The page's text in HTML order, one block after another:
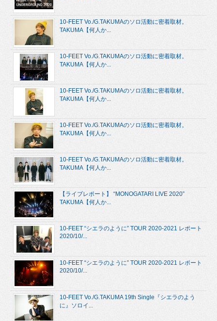
10-FEET Vo./G.TAKUMAのソロ活動に密着取材。
TAKUMA【何人か...
10-FEET Vo./G.TAKUMAのソロ活動に密着取材。
TAKUMA【何人か...
10-FEET Vo./G.TAKUMAのソロ活動に密着取材。
TAKUMA【何人か...
10-FEET Vo./G.TAKUMAのソロ活動に密着取材。
TAKUMA【何人か...
10-FEET Vo./G.TAKUMAのソロ活動に密着取材。
TAKUMA【何人か...
【ライブレポート】 “MONOGATARI LIVE 2020”
TAKUMA【何人か...
10-FEET “シエラのように” TOUR 2020-2021 レポート
2020/10/...
10-FEET “シエラのように” TOUR 2020-2021 レポート
2020/10/...
10-FEET Vo./G.TAKUMA 19th Single『シエラのよう
に』ソロイ...